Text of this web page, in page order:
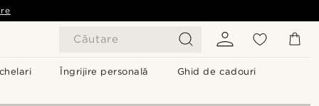
Căutare
Îngrijire personală Ghid de cadouri